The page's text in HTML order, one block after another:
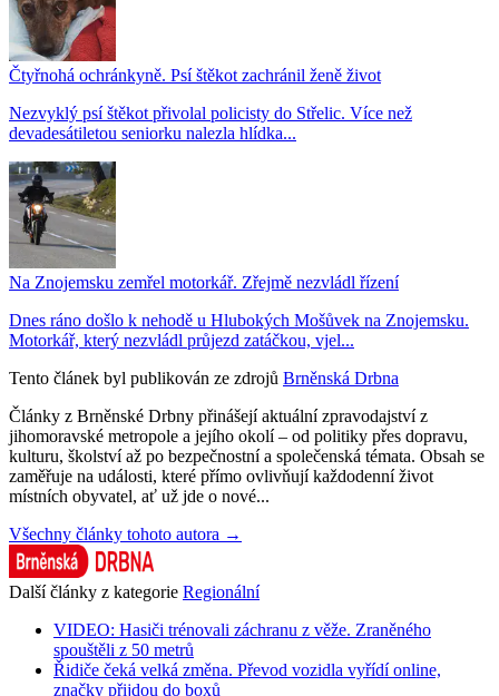
Čtyřnohá ochránkyně. Psí štěkot zachránil ženě život
Nezvyklý psí štěkot přivolal policisty do Střelic. Více než
devadesátiletou seniorku nalezla hlídka...
Na Znojemsku zemřel motorkář. Zřejmě nezvládl řízení
Dnes ráno došlo k nehodě u Hlubokých Mošůvek na Znojemsku.
Motorkář, který nezvládl průjezd zatáčkou, vjel...
Tento článek byl publikován ze zdrojů Brněnská Drbna
Články z Brněnské Drbny přinášejí aktuální zpravodajství z
jihomoravské metropole a jejího okolí – od politiky přes dopravu,
kulturu, školství až po bezpečnostní a společenská témata. Obsah se
zaměřuje na události, které přímo ovlivňují každodenní život
místních obyvatel, ať už jde o nové...
Všechny články tohoto autora →
Další články z kategorie Regionální
VIDEO: Hasiči trénovali záchranu z věže. Zraněného
spouštěli z 50 metrů
Řidiče čeká velká změna. Převod vozidla vyřídí online,
značky přijdou do boxů